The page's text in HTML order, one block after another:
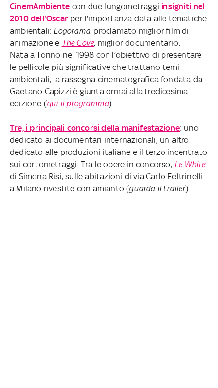
CinemAmbiente con due lungometraggi insigniti nel
2010 dell'Oscarper l'importanza data alle tematiche
ambientali: Logorama, proclamato miglior film di
animazione e The Cove, miglior documentario.
Nata a Torino nel 1998 con l’obiettivo di presentare
le pellicole più significative che trattano temi
ambientali, la rassegna cinematografica fondata da
Gaetano Capizzi è giunta ormai alla tredicesima
edizione (qui il programma).
Tre, i principali concorsi della manifestazione: uno
dedicato ai documentari internazionali, un altro
dedicato alle produzioni italiane e il terzo incentrato
sui cortometraggi. Tra le opere in concorso, Le White
di Simona Risi, sulle abitazioni di via Carlo Feltrinelli
a Milano rivestite con amianto (guarda il trailer):